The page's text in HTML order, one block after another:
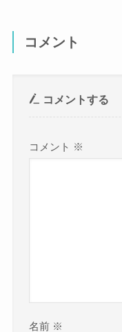
コメント
コメントする
コメント ※
名前 ※